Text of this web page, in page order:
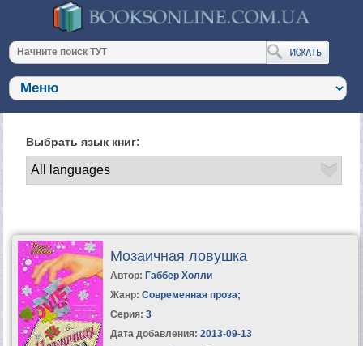
Выбрать язык книг:
Мозаичная ловушка
Автор: Габбер Холли
Жанр: Современная проза;
Серия: 3
Дата добавления: 2013-09-13